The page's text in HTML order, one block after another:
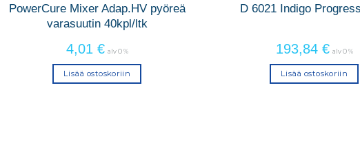
PowerCure Mixer Adap.HV pyöreä
varasuutin 40kpl/ltk
4,01 € alv 0 %
Lisää ostoskoriin
D 6021 Indigo
193,84 € alv 0 %
Lisää ostoskoriin